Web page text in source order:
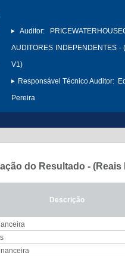
Auditor:
AUDITORES INDEPENDENTES -
V1)
Responsável Técnico Auditor:
Pereira